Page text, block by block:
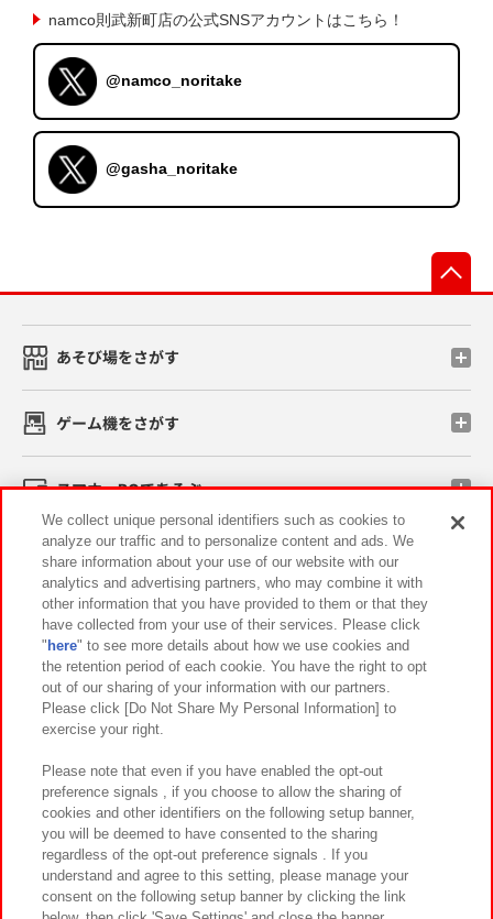
namco則武新町店の公式SNSアカウントはこちら！
@namco_noritake
@gasha_noritake
あそび場をさがす
ゲーム機をさがす
スマホ・PCであそぶ
イベント・キャンペーン
関連会社 サステナビリティ サイトポリシー
プライバシーポリシー ウェブアクセシビリティ方針と検証結果
お取引先さまとともに
カスタマーハラスメント対応方針 よくあるご質問・お問い合わせ
We collect unique personal identifiers such as cookies to
analyze our traffic and to personalize content and ads. We
share information about your use of our website with our
analytics and advertising partners, who may combine it with
other information that you have provided to them or that they
have collected from your use of their services. Please click
" here" to see more details about how we use cookies and
the retention period of each cookie. You have the right to opt
out of our sharing of your information with our partners.
Please click [Do Not Share My Personal Information] to
exercise your right.
Please note that even if you have enabled the opt-out
preference signals , if you choose to allow the sharing of
cookies and other identifiers on the following setup banner,
you will be deemed to have consented to the sharing
regardless of the opt-out preference signals . If you
understand and agree to this setting, please manage your
consent on the following setup banner by clicking the link